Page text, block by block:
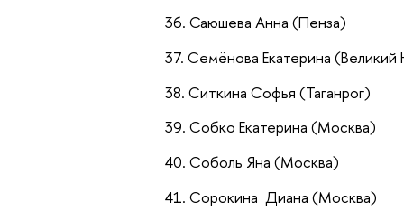
Саюшева Анна (Пенза)
Семёнова Екатерина (Великий
Ситкина Софья (Таганрог)
Собко Екатерина (Москва)
Соболь Яна (Москва)
Сорокина Диана (Москва)